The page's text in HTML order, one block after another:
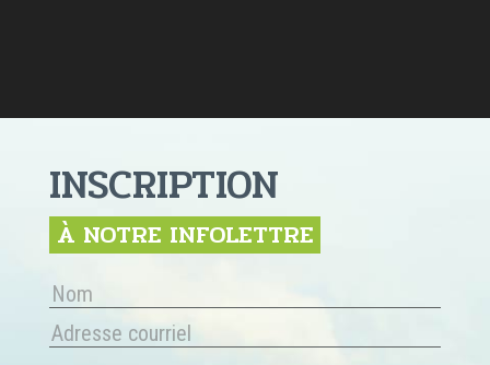
INSCRIPTION
À NOTRE INFOLETTRE